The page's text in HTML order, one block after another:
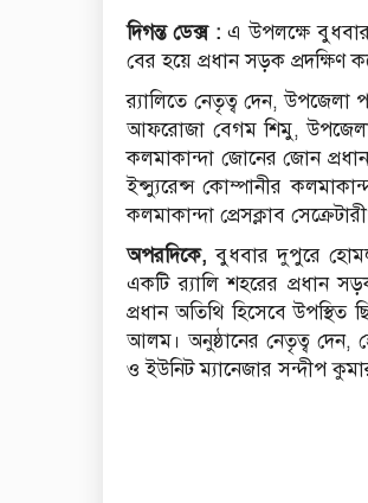
দিগন্ত ডেক্স :এ উপলক্ষে
বের হয়ে প্রধান সড়ক
র‌্যালিতে নেতৃত্ব দেন, উপজেলা
আফরোজা বেগম শিমু, উপজেলা
কলমাকান্দা জোনের জোন
ইন্স্যুরেন্স কোম্পানীর
কলমাকান্দা প্রেসক্লাব
অপরদিকে, বুধবার দুপুরে
একটি র‌্যালি শহরের প্রধান
প্রধান অতিথি হিসেবে
আলম। অনুষ্ঠানের নেতৃত্ব দেন,
ও ইউনিট ম্যানেজার সন্দীপ